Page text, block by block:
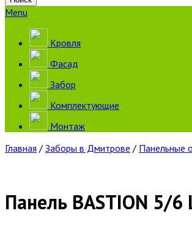
Menu
Кровля
Фасад
Забор
Комплектующие
Монтаж
Главная / Заборы в Дмитрове / Панельные
Панель BASTION 5/